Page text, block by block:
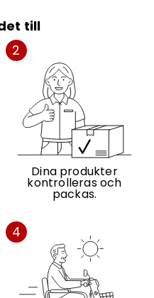
till
2
Dina produkter
kontrolleras och
packas.
4